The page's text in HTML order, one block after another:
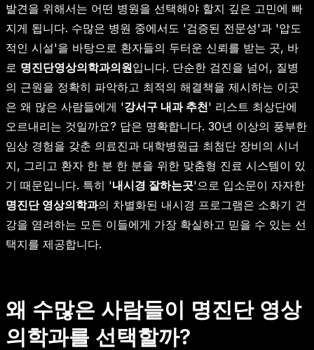
발견을 위해서는 어떤 병원을 선택해야 할지 깊은 고민에 빠
지게 됩니다. 수많은 병원 중에서도 '검증된 전문성'과 '압도
적인 시설'을 바탕으로 환자들의 두터운 신뢰를 받는 곳, 바
로 명진단영상의학과의원입니다. 단순한 검진을 넘어, 질병
의 근원을 정확히 파악하고 최적의 해결책을 제시하는 이곳
은 왜 많은 사람들에게 '강서구 내과 추천' 리스트 최상단에
오르내리는 것일까요? 답은 명확합니다. 30년 이상의 풍부한
임상 경험을 갖춘 의료진과 대학병원급 최첨단 장비의 시너
지, 그리고 환자 한 분 한 분을 위한 맞춤형 진료 시스템이 있
기 때문입니다. 특히 '내시경 잘하는곳'으로 입소문이 자자한
명진단 영상의학과의 차별화된 내시경 프로그램은 소화기 건
강을 염려하는 모든 이들에게 가장 확실하고 믿을 수 있는 선
택지를 제공합니다.
왜 수많은 사람들이 명진단 영상
의학과를 선택할까?